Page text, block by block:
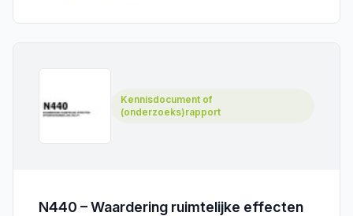
vraagstukken rond ondergronds ruimtegebruik en
Kennisdocument of
(onderzoeks)rapport
N440 – Waardering ruimtelijke effecten